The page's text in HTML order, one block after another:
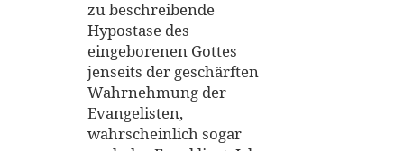
zu beschreibende
Hypostase des
eingeborenen Gottes
jenseits der geschärften
Wahrnehmung der
Evangelisten,
wahrscheinlich sogar